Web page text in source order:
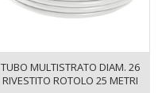
TUBO MULTISTRATO DIAM. 26
RIVESTITO ROTOLO 25 METRI